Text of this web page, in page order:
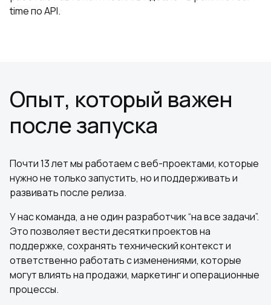
time по API.
Опыт, который важен
после запуска
Почти 13 лет мы работаем с веб-проектами, которые
нужно не только запустить, но и поддерживать и
развивать после релиза.
У нас команда, а не один разработчик “на все задачи”.
Это позволяет вести десятки проектов на
поддержке, сохранять технический контекст и
ответственно работать с изменениями, которые
могут влиять на продажи, маркетинг и операционные
процессы.